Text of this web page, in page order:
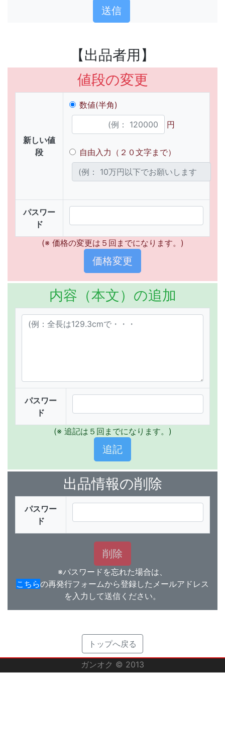
【出品者用】
値段の変更
新しい値
段
数値(半角)
円
自由入力（２０文字まで）
パスワー
ド
(※ 価格の変更は５回までになります。)
内容（本文）の追加
パスワー
ド
(※ 追記は５回までになります。)
出品情報の削除
パスワー
ド
※パスワードを忘れた場合は、
こちらの再発行フォームから登録したメールアドレス
を入力して送信ください。
トップへ戻る
ガンオク © 2013